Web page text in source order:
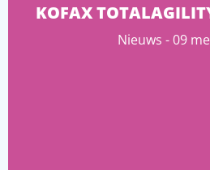
KOFAX
Nieuws - 09